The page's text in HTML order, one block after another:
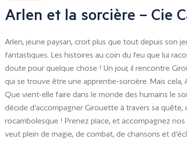
Arlen et la sorcière – Cie
Arlen, jeune paysan, croit plus que tout depuis son
fantastiques. Les histoires au coin du feu que lui
doute pour quelque chose ! Un jour, il rencontre
qui se trouve être une apprentie-sorcière. Mais cela,
Que vient-elle faire dans le monde des humains le
décide d’accompagner Girouette à travers sa quête,
rocambolesque ! Prenez place, et accompagnez
veut plein de magie, de combat, de chansons et